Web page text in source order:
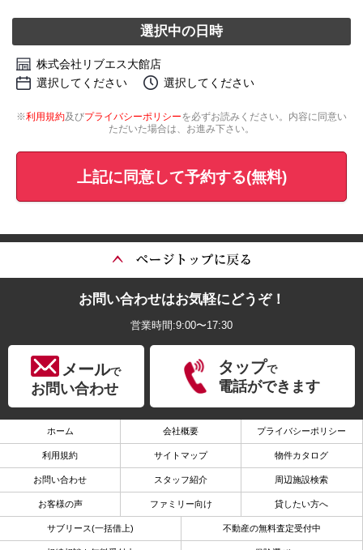
選択中の日時
株式会社リブエス大館店
選択してください
選択してください
※利用規約及びプライバシーポリシーを必ずお読みください。内容に同意い
ただいた場合は、お進み下さい。
上記に同意して予約する(無料)
お問い合わせはお気軽にどうぞ！
営業時間:9:00〜17:30
メールで
お問い合わせ
タップで
電話ができます
ホーム 会社概要 プライバシーポリシー
利用規約 サイトマップ 物件カタログ
お問い合わせ スタッフ紹介 周辺施設検索
お客様の声 ファミリー向け 貸したい方へ
サブリース(一括借上) 不動産の無料査定受付中